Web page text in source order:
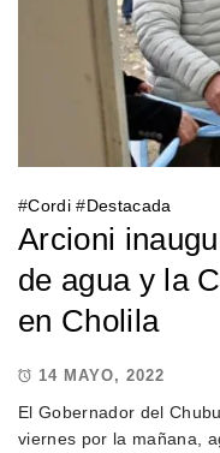
#Cordi #Destacada
Arcioni
de agua y la
en Cholila
14 MAYO, 2022
El Gobernador del
viernes por la mañana,